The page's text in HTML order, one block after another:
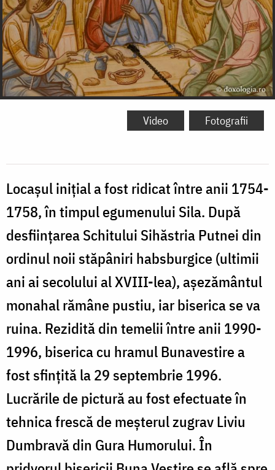
Video Fotografii
Locașul inițial a fost ridicat între anii 1754-
1758, în timpul egumenului Sila. După
desființarea Schitului Sihăstria Putnei din
ordinul noii stăpâniri habsburgice (ultimii
ani ai secolului al XVIII-lea), aşezământul
monahal rămâne pustiu, iar biserica se va
ruina. Rezidită din temelii între anii 1990-
1996, biserica cu hramul Bunavestire a
fost sfinţită la 29 septembrie 1996.
Lucrările de pictură au fost efectuate în
tehnica frescă de meșterul zugrav Liviu
Dumbravă din Gura Humorului. În